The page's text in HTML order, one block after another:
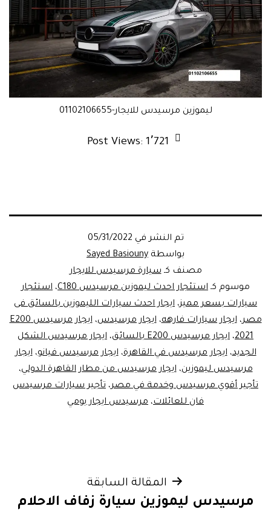
ليموزين مرسيدس للايجار-01102106655
Post Views: 1٬721
تم النشر في 05/31/2022
بواسطة Sayed Basiouny
مصنف كـسيارة مرسيدس للايجار
موسوم كـ استئجار احدث ليموزين مرسيدس C180 ، استئجار
سيارات بسعر مميز، ايجار احدث سيارات الليموزين بالسائق فى
مصر،ايجار سيارات فارهه،ايجار مرسيدس،
ايجار مرسيدس E200
2021، ايجار مرسيدس E200 بالسائق ، ايجار مرسيدس الشكل
الجديد،ايجار مرسيدس في القاهرة،ايجار مرسيدس فيانو،ايجار
مرسيدس ليموزين،ايجار مرسيدس من مطار القاهرة الدولي،
تأجير أقوي مرسيدس وخدمة في مصر، تأجير سيارات مرسيدس
فان للعائلات، مرسيدس ايجار يومي
المقالات
المقالة السابقة
مرسيدس ليموزين سيارة زفاف الاحلام